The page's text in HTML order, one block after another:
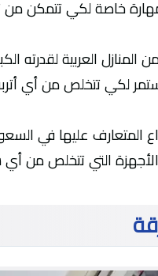
خاصة لكي تتمكن
العربية لقدرته
لكي تتخلص من أي أتربة
المتعارف عليها في
التي تتخلص من